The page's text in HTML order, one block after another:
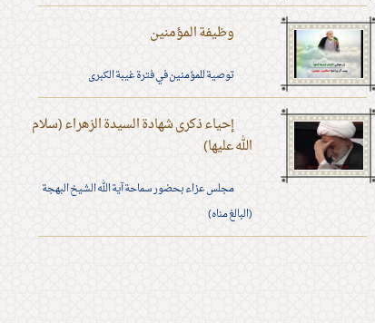
وظيفة المؤمنين
توصية للمؤمنين في فترة غيبة الكبرى
إحياء ذكرى شهادة السيدة الزهراء (سلام
الله عليها)
مجلس عزاء بحضور سماحة آية الله الشيخ البهجة
(البالغ مناه)